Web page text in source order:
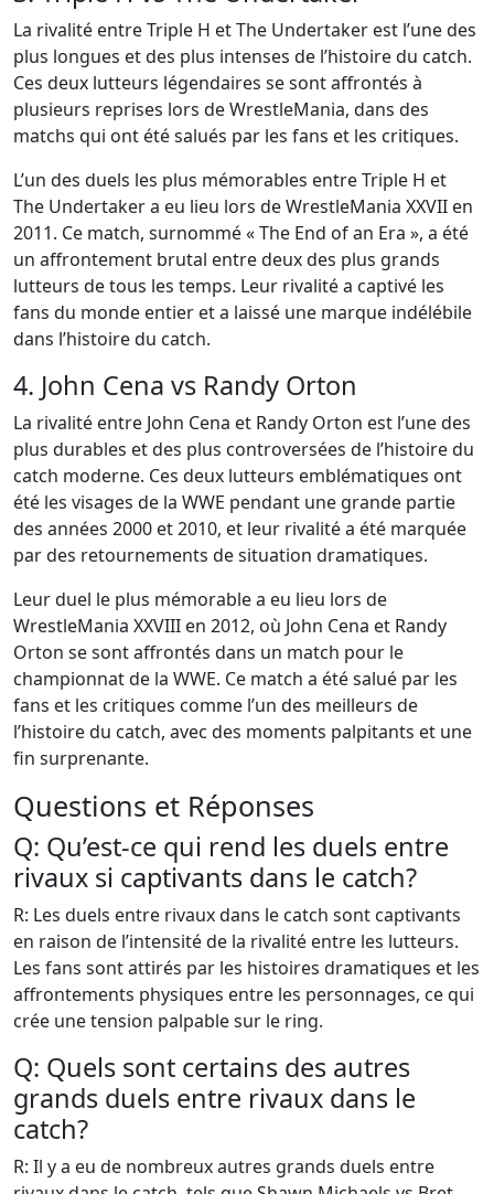
La rivalité entre Triple H et The Undertaker est l’une des
plus longues et des plus intenses de l’histoire du catch.
Ces deux lutteurs légendaires se sont affrontés à
plusieurs reprises lors de WrestleMania, dans des
matchs qui ont été salués par les fans et les critiques.
L’un des duels les plus mémorables entre Triple H et
The Undertaker a eu lieu lors de WrestleMania XXVII en
2011. Ce match, surnommé « The End of an Era », a été
un affrontement brutal entre deux des plus grands
lutteurs de tous les temps. Leur rivalité a captivé les
fans du monde entier et a laissé une marque indélébile
dans l’histoire du catch.
4. John Cena vs Randy Orton
La rivalité entre John Cena et Randy Orton est l’une des
plus durables et des plus controversées de l’histoire du
catch moderne. Ces deux lutteurs emblématiques ont
été les visages de la WWE pendant une grande partie
des années 2000 et 2010, et leur rivalité a été marquée
par des retournements de situation dramatiques.
Leur duel le plus mémorable a eu lieu lors de
WrestleMania XXVIII en 2012, où John Cena et Randy
Orton se sont affrontés dans un match pour le
championnat de la WWE. Ce match a été salué par les
fans et les critiques comme l’un des meilleurs de
l’histoire du catch, avec des moments palpitants et une
fin surprenante.
Questions et Réponses
Q: Qu’est-ce qui rend les duels entre
rivaux si captivants dans le catch?
R: Les duels entre rivaux dans le catch sont captivants
en raison de l’intensité de la rivalité entre les lutteurs.
Les fans sont attirés par les histoires dramatiques et les
affrontements physiques entre les personnages, ce qui
crée une tension palpable sur le ring.
Q: Quels sont certains des autres
grands duels entre rivaux dans le
catch?
R: Il y a eu de nombreux autres grands duels entre